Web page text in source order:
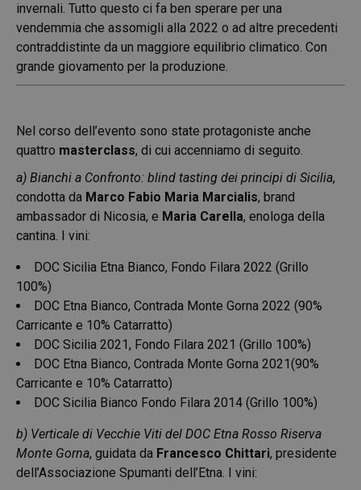
invernali. Tutto questo ci fa ben sperare per una
vendemmia che assomigli alla 2022 o ad altre precedenti
contraddistinte da un maggiore equilibrio climatico. Con
grande giovamento per la produzione.
Nel corso dell’evento sono state protagoniste anche
quattro masterclass, di cui accenniamo di seguito.
a) Bianchi a Confronto: blind tasting dei principi di Sicilia,
condotta da Marco Fabio Maria Marcialis, brand
ambassador di Nicosia, e Maria Carella, enologa della
cantina. I vini:
DOC Sicilia Etna Bianco, Fondo Filara 2022 (Grillo
100%)
DOC Etna Bianco, Contrada Monte Gorna 2022 (90%
Carricante e 10% Catarratto)
DOC Sicilia 2021, Fondo Filara 2021 (Grillo 100%)
DOC Etna Bianco, Contrada Monte Gorna 2021(90%
Carricante e 10% Catarratto)
DOC Sicilia Bianco Fondo Filara 2014 (Grillo 100%)
b) Verticale di Vecchie Viti del DOC Etna Rosso Riserva
Monte Gorna, guidata da Francesco Chittari, presidente
dell’Associazione Spumanti dell’Etna. I vini: